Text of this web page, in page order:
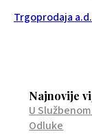
Trgoprodaja
Najnovije
U
Odluke